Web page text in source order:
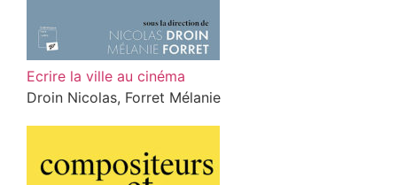
Ecrire la ville au cinéma
Droin Nicolas, Forret Mélanie